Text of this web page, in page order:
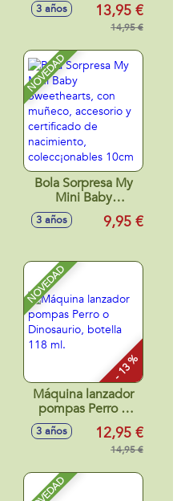
piezas
3 años 13,95 €
14,95 €
NOVEDAD
Bola Sorpresa My
Mini Baby
Sweethearts, con
muñeco, accesorio
colecc¡onables
3 años 9,95 €
NOVEDAD
- 13 %
Máquina lanzador
pompas Perro o
Dinosaurio, botella
118 ml.
3 años 12,95 €
14,95 €